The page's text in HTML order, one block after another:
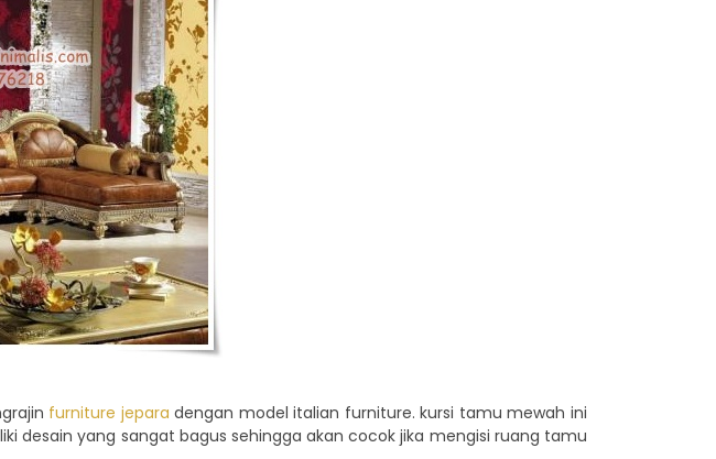
furniture jepara dengan model italian furniture. kursi tamu mewah ini
desain yang sangat bagus sehingga akan cocok jika mengisi ruang tamu